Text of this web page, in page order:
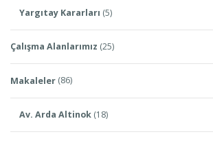
Yargıtay Kararları (5)
Çalışma Alanlarımız (25)
Makaleler (86)
Av. Arda Altinok (18)